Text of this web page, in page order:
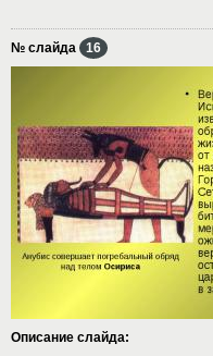
№ слайда 16
Описание слайда: